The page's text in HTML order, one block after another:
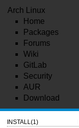
Arch Linux
Home
Packages
Forums
Wiki
GitLab
Security
AUR
Download
INSTALL(1)